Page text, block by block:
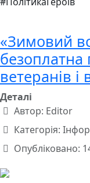
«Зимовий
безоплатна
ветеранів і
Деталі
Автор: Editor
Категорія:
Опубліковано: